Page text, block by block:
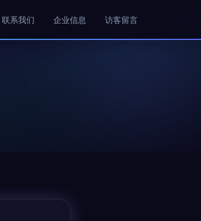
联系我们 企业信息 访客留言